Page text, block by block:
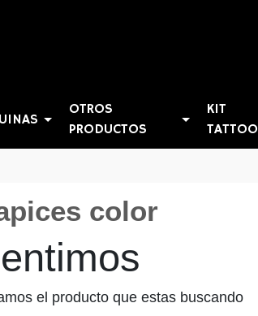
OTROS
PRODUCTOS
KIT
TATTOO
color
el producto que estas buscando